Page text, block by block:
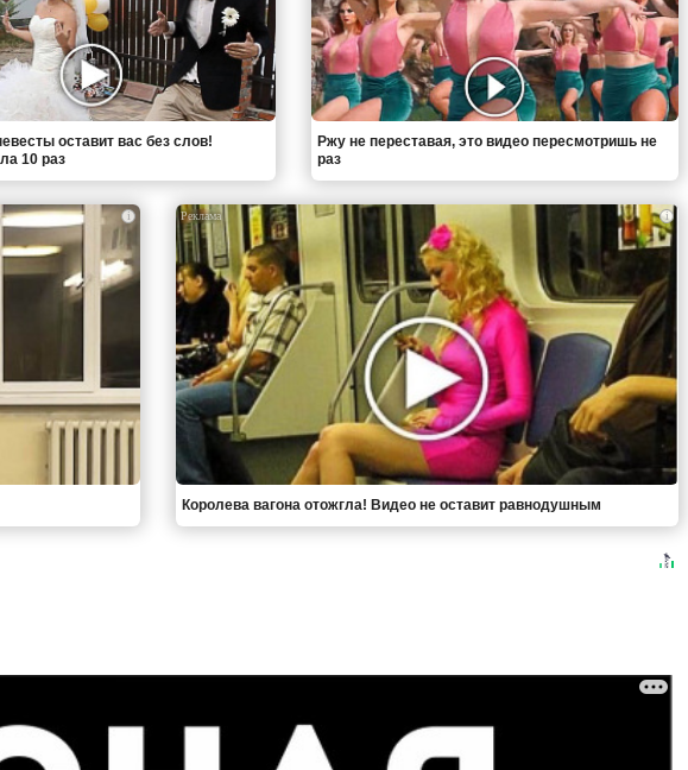
оставит вас без слов!
10 раз
Ржу не переставая, это видео пересмотришь не
раз
i i
Королева вагона отожгла! Видео не оставит равнодушным